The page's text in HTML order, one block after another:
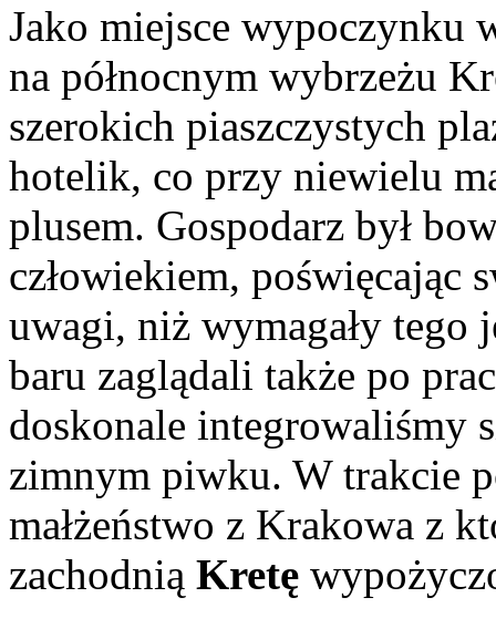
Jako miejsce wypoczynku
na północnym wybrzeżu
szerokich piaszczystych
hotelik, co przy niewielu
plusem. Gospodarz był
człowiekiem, poświęcając
uwagi, niż wymagały
baru zaglądali także po
doskonale integrowaliśmy
zimnym piwku. W trakcie
małżeństwo z Krakowa z
zachodnią Kretę